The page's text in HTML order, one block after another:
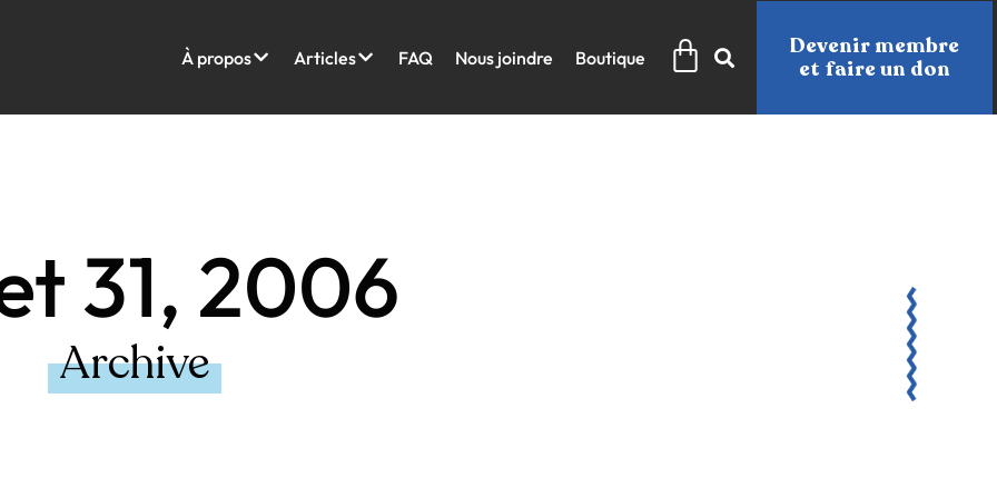
À propos Articles FAQ Nous joindre Boutique Panier
Devenir membre
et faire un don
31, 2006
Archive